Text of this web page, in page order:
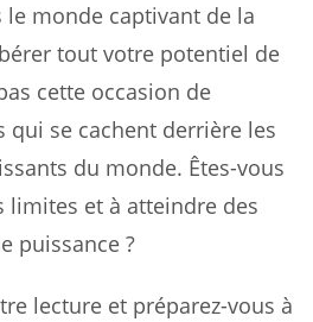
monde captivant de la
tout votre potentiel de
cette occasion de
qui se cachent derrière les
du monde. Êtes-vous
limites et à atteindre des
puissance ?
lecture et préparez-vous à